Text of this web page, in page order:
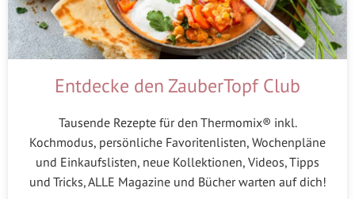
Entdecke den ZauberTopf Club
Tausende Rezepte für den Thermomix® inkl.
Kochmodus, persönliche Favoritenlisten, Wochenpläne
und Einkaufslisten, neue Kollektionen, Videos, Tipps
und Tricks, ALLE Magazine und Bücher warten auf dich!